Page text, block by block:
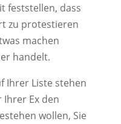
feststellen, dass
zu protestieren
machen
handelt.
Ihrer Liste stehen
Ihrer Ex den
wollen, Sie